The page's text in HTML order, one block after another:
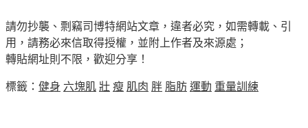
請勿抄襲、剽竊司博特網站文章，違者必究，如需轉載、引
用，請務必來信取得授權，並附上作者及來源處；
轉貼網址則不限，歡迎分享！
標籤： 健身 六塊肌 壯 瘦 肌肉 胖 脂肪 運動 重量訓練